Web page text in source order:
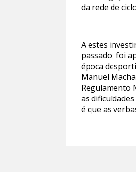
da rede de
A estes
passado, foi
época
Manuel
Regulamento
as
é que as